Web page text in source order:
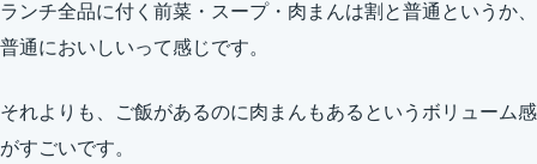
ランチ全品に付く前菜・スープ・肉まんは割と普通というか、
普通においしいって感じです。
それよりも、ご飯があるのに肉まんもあるというボリューム感
がすごいです。